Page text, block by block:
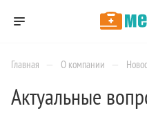
Главная — О компании —
Актуальные